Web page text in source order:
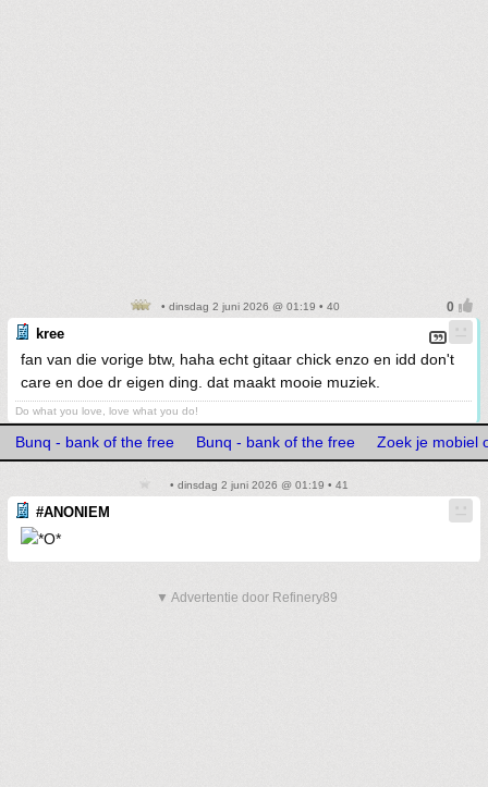
• dinsdag 2 juni 2026 @ 01:19 • 40
kree
fan van die vorige btw, haha echt gitaar chick enzo en idd don't
care en doe dr eigen ding. dat maakt mooie muziek.
Do what you love, love what you do!
Bunq - bank of the free Bunq - bank of the free Zoek je mobiel
• dinsdag 2 juni 2026 @ 01:19 • 41
#ANONIEM
▼ Advertentie door Refinery89